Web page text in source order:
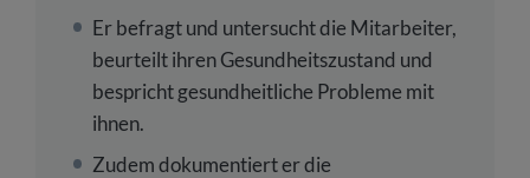
Er befragt und untersucht die Mitarbeiter,
beurteilt ihren Gesundheitszustand und
bespricht gesundheitliche Probleme mit
ihnen.
Zudem dokumentiert er die